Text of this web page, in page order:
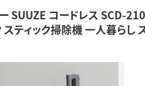
SUUZE コードレス SCD-
スティック掃除機 一人暮ら